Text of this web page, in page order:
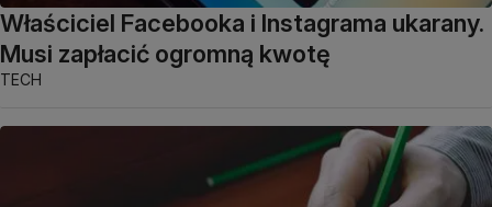
Właściciel Facebooka i Instagrama ukarany.
Musi zapłacić ogromną kwotę
TECH